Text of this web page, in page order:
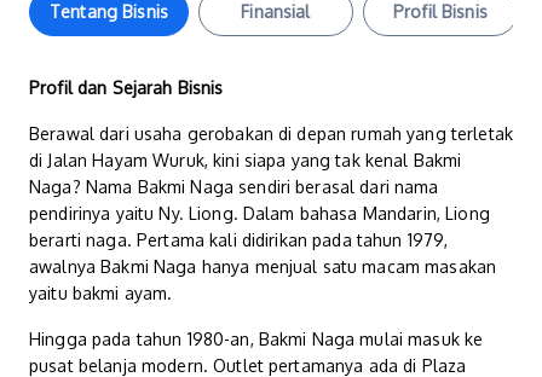
Tentang Bisnis Finansial Profil Bisnis
Profil dan Sejarah Bisnis
Berawal dari usaha gerobakan di depan rumah yang terletak
di Jalan Hayam Wuruk, kini siapa yang tak kenal Bakmi
Naga? Nama Bakmi Naga sendiri berasal dari nama
pendirinya yaitu Ny. Liong. Dalam bahasa Mandarin, Liong
berarti naga. Pertama kali didirikan pada tahun 1979,
awalnya Bakmi Naga hanya menjual satu macam masakan
yaitu bakmi ayam.
Hingga pada tahun 1980-an, Bakmi Naga mulai masuk ke
pusat belanja modern. Outlet pertamanya ada di Plaza